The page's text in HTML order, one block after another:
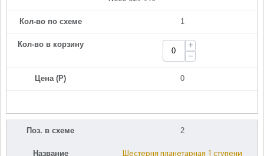
Кол-во по схеме 1
Кол-во в корзину
+
−
Цена (Р) 0
Поз. в схеме 2
Название
Шестерня планетарная 1 ступени